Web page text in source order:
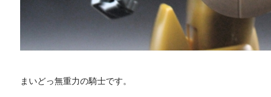
まいどっ無重力の騎士です。